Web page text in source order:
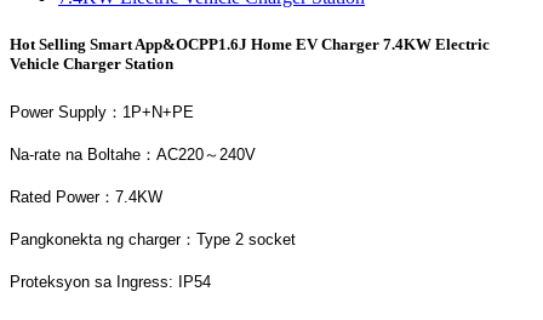
Hot Selling Smart App&OCPP1.6J Home EV Charger 7.4KW Electric
Vehicle Charger Station
Power Supply：1P+N+PE
Na-rate na Boltahe：AC220～240V
Rated Power：7.4KW
Pangkonekta ng charger：Type 2 socket
Proteksyon sa Ingress: IP54